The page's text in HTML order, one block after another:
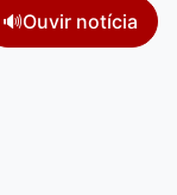
🔊Ouvir notícia